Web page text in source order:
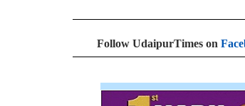
Follow UdaipurTimes on